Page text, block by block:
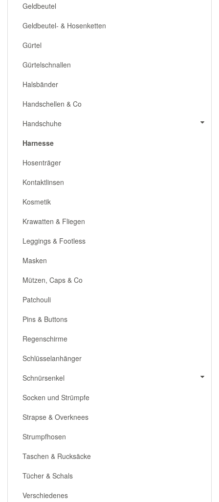
Geldbeutel
Geldbeutel- & Hosenketten
Gürtel
Gürtelschnallen
Halsbänder
Handschellen & Co
Handschuhe
Harnesse
Hosenträger
Kontaktlinsen
Kosmetik
Krawatten & Fliegen
Leggings & Footless
Masken
Mützen, Caps & Co
Patchouli
Pins & Buttons
Regenschirme
Schlüsselanhänger
Schnürsenkel
Socken und Strümpfe
Strapse & Overknees
Strumpfhosen
Taschen & Rucksäcke
Tücher & Schals
Verschiedenes